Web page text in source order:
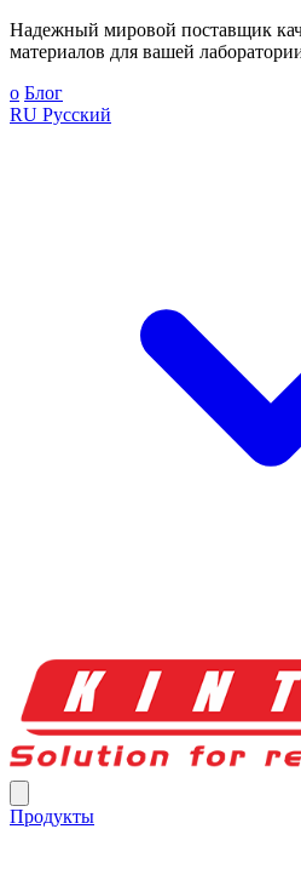
Надежный мировой поставщик
материалов для вашей
о Блог
RU Русский
Продукты